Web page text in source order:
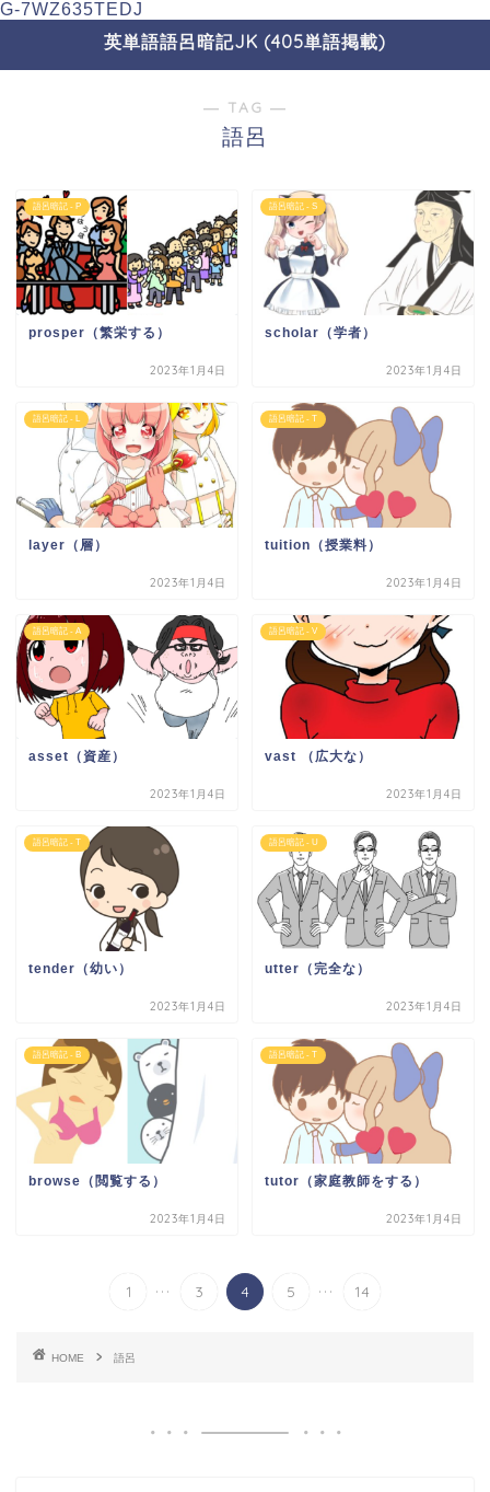
G-7WZ635TEDJ
英単語語呂暗記JK (405単語掲載)
― TAG ―
語呂
語呂暗記 - P
prosper（繁栄する）
2023年1月4日
語呂暗記 - S
scholar（学者）
2023年1月4日
語呂暗記 - L
layer（層）
2023年1月4日
語呂暗記 - T
tuition（授業料）
2023年1月4日
語呂暗記 - A
asset（資産）
2023年1月4日
語呂暗記 - V
vast （広大な）
2023年1月4日
語呂暗記 - T
tender（幼い）
2023年1月4日
語呂暗記 - U
utter（完全な）
2023年1月4日
語呂暗記 - B
browse（閲覧する）
2023年1月4日
語呂暗記 - T
tutor（家庭教師をする）
2023年1月4日
1 ... 3 4 5 ... 14
HOME 語呂